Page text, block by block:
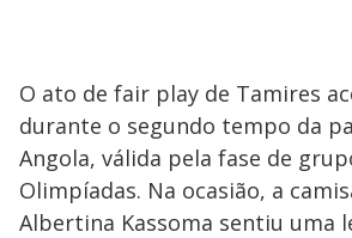
O ato de fair play de Tamires
durante o segundo tempo da
Angola, válida pela fase de
Olimpíadas. Na ocasião, a
Albertina Kassoma sentiu uma